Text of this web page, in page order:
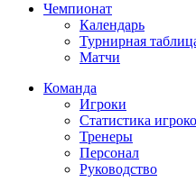
Чемпионат
Календарь
Турнирная
Матчи
Команда
Игроки
Статистика
Тренеры
Персонал
Руководство